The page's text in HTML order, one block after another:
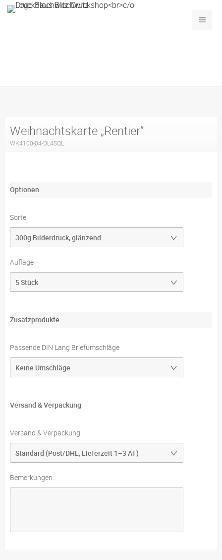
Weihnachtskarte „Rentier“
WK4100-04-DL4SQL
Optionen
Sorte
Auflage
Zusatzprodukte
Passende DIN Lang Briefumschläge
Versand & Verpackung
Versand & Verpackung
Bemerkungen: